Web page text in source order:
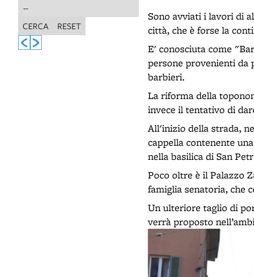
CERCA RESET
Sono avviati i lavori di
città, che è forse la
E' conosciuta come
persone provenienti da
barbieri.
La riforma della
invece il tentativo di
All'inizio della strada,
cappella contenente
nella basilica di San
Poco oltre è il Palazzo
famiglia senatoria, che
Un ulteriore taglio di
verrà proposto